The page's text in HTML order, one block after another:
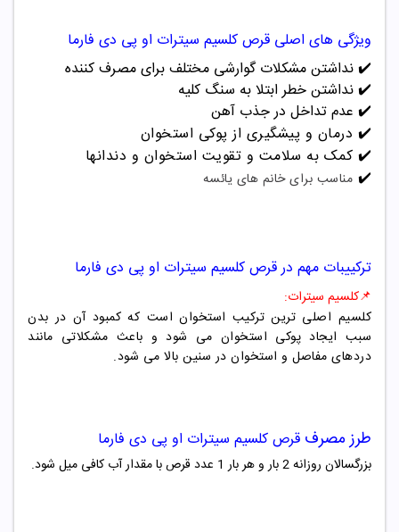
ویژگی های اصلی قرص کلسیم سیترات او پی دی فارما
✔️نداشتن مشکلات گوارشی مختلف برای مصرف کننده
✔️نداشتن خطر ابتلا به سنگ کلیه
✔️ عدم تداخل در جذب آهن
✔️ درمان و پیشگیری از پوکی استخوان
✔️ کمک به سلامت و تقویت استخوان و دندانها
✔️ مناسب برای خانم های یائسه
ترکییبات مهم در قرص کلسیم سیترات او پی دی فارما
📌کلسیم سیترات:
کلسیم اصلی ترین ترکیب استخوان است که کمبود آن در بدن
سبب ایجاد پوکی استخوان می شود و باعث مشکلاتی مانند
دردهای مفاصل و استخوان در سنین بالا می شود.
طرز مصرف قرص کلسیم سیترات او پی دی فارما
بزرگسالان روزانه 2 بار و هر بار 1 عدد قرص با مقدار آب کافی میل شود.